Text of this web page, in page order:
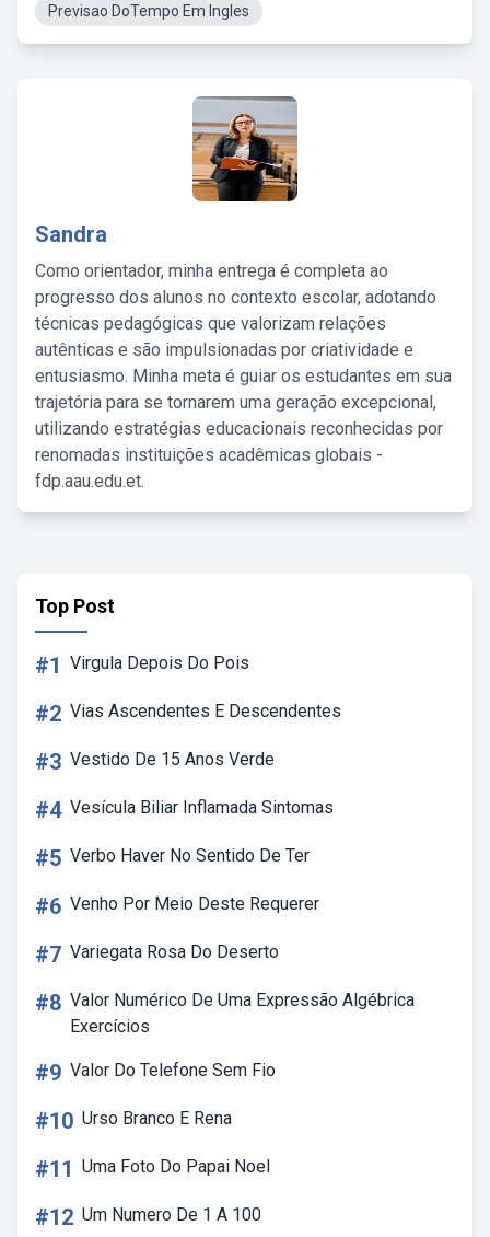
Previsao DoTempo Em Ingles
Sandra
Como orientador, minha entrega é completa ao
progresso dos alunos no contexto escolar, adotando
técnicas pedagógicas que valorizam relações
autênticas e são impulsionadas por criatividade e
entusiasmo. Minha meta é guiar os estudantes em sua
trajetória para se tornarem uma geração excepcional,
utilizando estratégias educacionais reconhecidas por
renomadas instituições acadêmicas globais -
fdp.aau.edu.et.
Top Post
#1 Virgula Depois Do Pois
#2 Vias Ascendentes E Descendentes
#3 Vestido De 15 Anos Verde
#4 Vesícula Biliar Inflamada Sintomas
#5 Verbo Haver No Sentido De Ter
#6 Venho Por Meio Deste Requerer
#7 Variegata Rosa Do Deserto
#8 Valor Numérico De Uma Expressão Algébrica
Exercícios
#9 Valor Do Telefone Sem Fio
#10 Urso Branco E Rena
#11 Uma Foto Do Papai Noel
#12 Um Numero De 1 A 100